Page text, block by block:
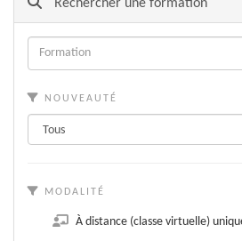
Rechercher une formation
NOUVEAUTÉ
MODALITÉ
À distance (classe virtuelle)